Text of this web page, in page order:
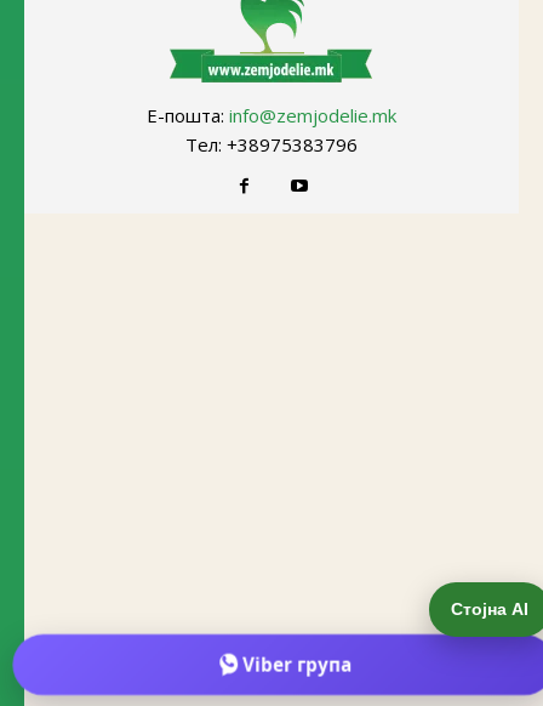
Е-пошта: info@zemjodelie.mk
Тел: +38975383796
Стојна AI
Viber група